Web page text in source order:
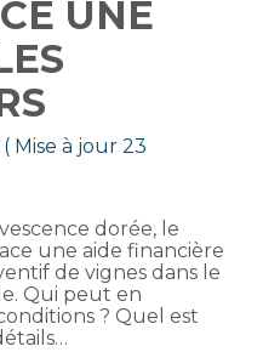
UNE
( Mise à jour 23
dorée, le
une aide financière
de vignes dans le
Qui peut en
? Quel est